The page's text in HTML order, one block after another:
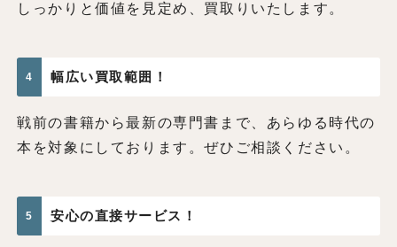
しっかりと価値を見定め、買取りいたします。
4 幅広い買取範囲！
戦前の書籍から最新の専門書まで、あらゆる時代の
本を対象にしております。ぜひご相談ください。
5 安心の直接サービス！